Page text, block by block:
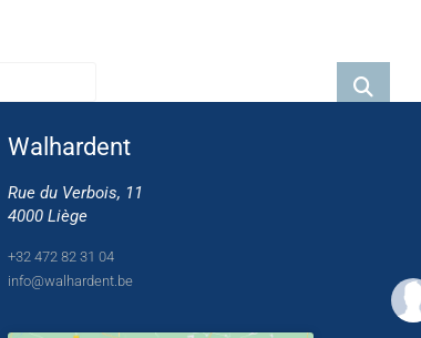
Walhardent
Rue du Verbois, 11
4000 Liège
+32 472 82 31 04
info@walhardent.be